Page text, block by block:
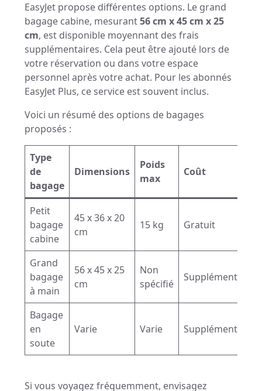
EasyJet propose différentes options. Le grand
bagage cabine, mesurant56 cm x 45 cm x 25
cm, est disponible moyennant des frais
supplémentaires. Cela peut être ajouté lors de
votre réservation ou dans votre espace
personnel après votre achat. Pour les abonnés
EasyJet Plus, ce service est souvent inclus.
Voici un résumé des options de bagages
proposés :
Type
de
bagage
Dimensions
Poids
max
Coût
Petit
bagage
cabine
45 x 36 x 20
cm
15 kg Gratuit
Grand
bagage
à main
56 x 45 x 25
cm
Non
spécifié
Supplément
Bagage
en
soute
Varie Varie Supplément
Si vous voyagez fréquemment, envisagez